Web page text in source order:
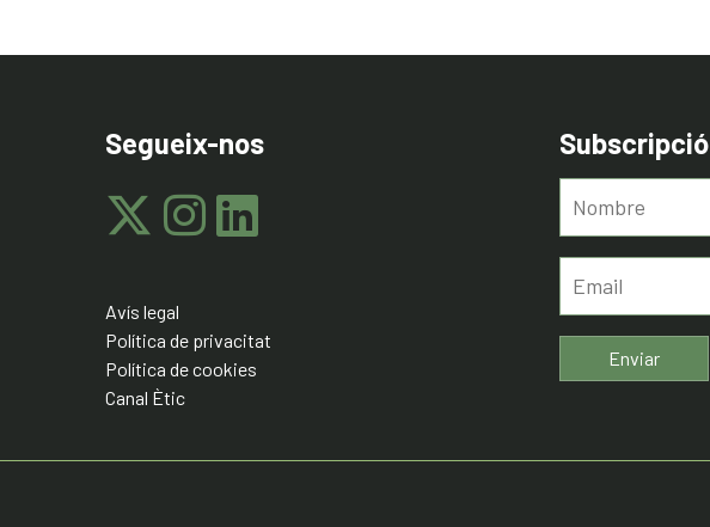
Segueix-nos
Avís legal
Política de privacitat
Política de cookies
Canal Ètic
Subscripció